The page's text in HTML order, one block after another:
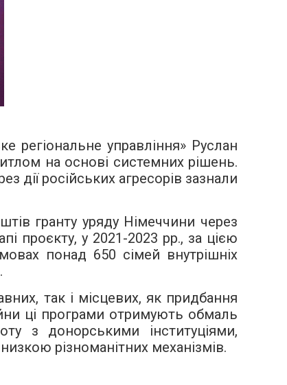
регіональне управління» Руслан
на основі системних рішень.
дії російських агресорів зазнали
гранту уряду Німеччини через
проєкту, у 2021-2023 рр., за цією
понад 650 сімей внутрішніх
так і місцевих, як придбання
ці програми отримують обмаль
з донорськими інституціями,
різноманітних механізмів.